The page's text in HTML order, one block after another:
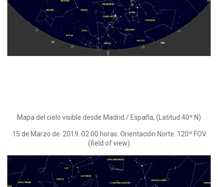
Mapa del cielo visible desde Madrid / España, (Latitud 40º N)
15 de Marzo de 2019. 02:00 horas. Orientación Norte. 120º FOV
(field of view)